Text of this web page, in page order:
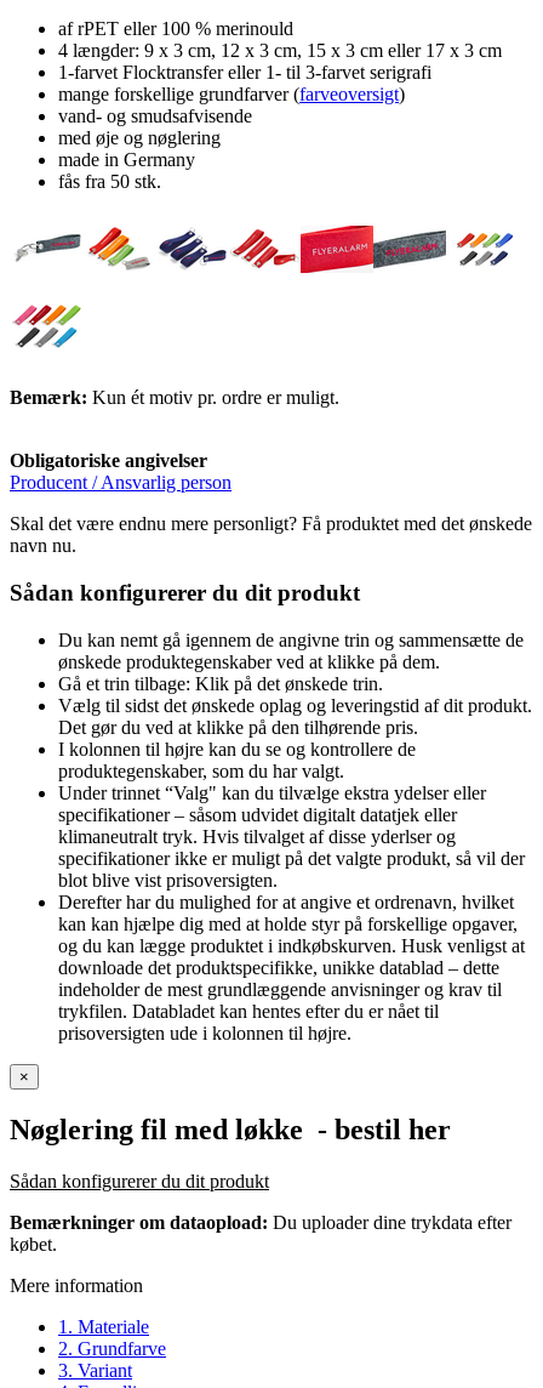
af rPET eller 100 % merinould
4 længder: 9 x 3 cm, 12 x 3 cm, 15 x 3 cm eller 17 x 3 cm
1-farvet Flocktransfer eller 1- til 3-farvet serigrafi
mange forskellige grundfarver (farveoversigt)
vand- og smudsafvisende
med øje og nøglering
made in Germany
fås fra 50 stk.
Bemærk: Kun ét motiv pr. ordre er muligt.
Obligatoriske angivelser
Producent / Ansvarlig person
Skal det være endnu mere personligt? Få produktet med det ønskede
navn nu.
Sådan konfigurerer du dit produkt
Du kan nemt gå igennem de angivne trin og sammensætte de
ønskede produktegenskaber ved at klikke på dem.
Gå et trin tilbage: Klik på det ønskede trin.
Vælg til sidst det ønskede oplag og leveringstid af dit produkt.
Det gør du ved at klikke på den tilhørende pris.
I kolonnen til højre kan du se og kontrollere de
produktegenskaber, som du har valgt.
Under trinnet “Valg" kan du tilvælge ekstra ydelser eller
specifikationer – såsom udvidet digitalt datatjek eller
klimaneutralt tryk. Hvis tilvalget af disse yderlser og
specifikationer ikke er muligt på det valgte produkt, så vil der
blot blive vist prisoversigten.
Derefter har du mulighed for at angive et ordrenavn, hvilket
kan kan hjælpe dig med at holde styr på forskellige opgaver,
og du kan lægge produktet i indkøbskurven. Husk venligst at
downloade det produktspecifikke, unikke datablad – dette
indeholder de mest grundlæggende anvisninger og krav til
trykfilen. Databladet kan hentes efter du er nået til
prisoversigten ude i kolonnen til højre.
×
Nøglering fil med løkke - bestil her
Sådan konfigurerer du dit produkt
Bemærkninger om dataopload: Du uploader dine trykdata efter
købet.
Mere information
1. Materiale
2. Grundfarve
3. Variant